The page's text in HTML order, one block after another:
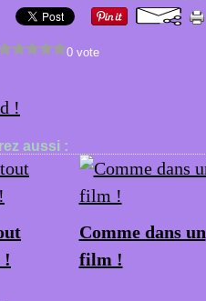
0 vote
!
aussi :
!
Comme dans un
film !